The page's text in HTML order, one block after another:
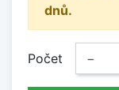
dnů.
Počet −